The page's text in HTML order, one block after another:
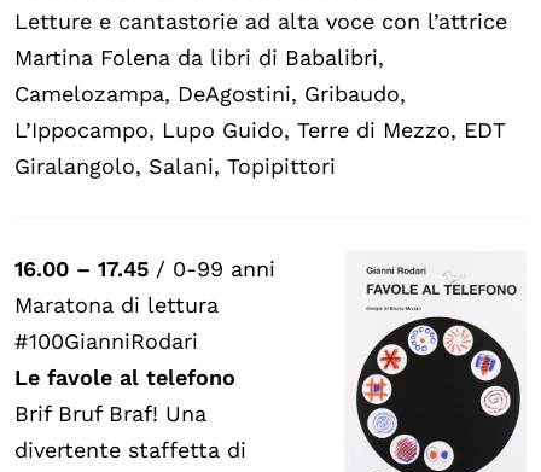
Letture e cantastorie ad alta voce con l’attrice
Martina Folena da libri di Babalibri,
Camelozampa, DeAgostini, Gribaudo,
L’Ippocampo, Lupo Guido, Terre di Mezzo, EDT
Giralangolo, Salani, Topipittori
16.00 – 17.45 / 0-99 anni
Maratona di lettura
#100GianniRodari
Le favole al telefono
Brif Bruf Braf! Una
divertente staffetta di